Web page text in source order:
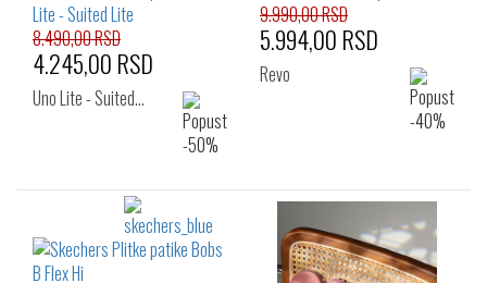
8.490,00 RSD
4.245,00 RSD
Uno Lite - Suited…
9.990,00 RSD
5.994,00 RSD
Revo